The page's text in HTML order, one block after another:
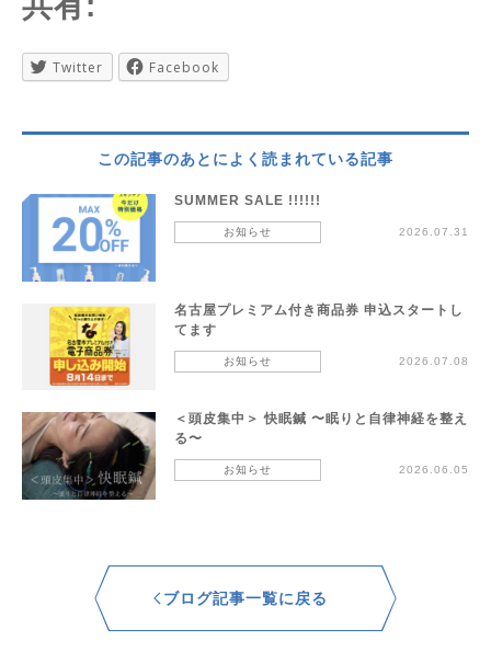
Twitter Facebook
この記事のあとによく読まれている記事
SUMMER SALE !!!!!!
お知らせ 2026.07.31
名古屋プレミアム付き商品券 申込スタートし
てます
お知らせ 2026.07.08
＜頭皮集中＞ 快眠鍼 〜眠りと自律神経を整え
る〜
お知らせ 2026.06.05
ブログ記事一覧に戻る